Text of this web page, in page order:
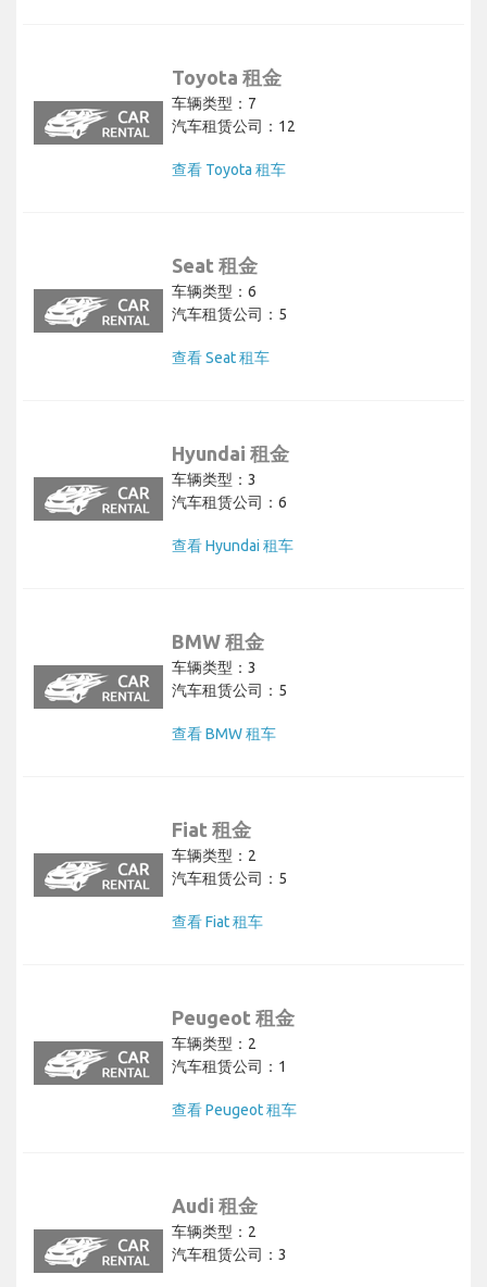
Toyota 租金
车辆类型：7
汽车租赁公司：12
查看 Toyota 租车
Seat 租金
车辆类型：6
汽车租赁公司：5
查看 Seat 租车
Hyundai 租金
车辆类型：3
汽车租赁公司：6
查看 Hyundai 租车
BMW 租金
车辆类型：3
汽车租赁公司：5
查看 BMW 租车
Fiat 租金
车辆类型：2
汽车租赁公司：5
查看 Fiat 租车
Peugeot 租金
车辆类型：2
汽车租赁公司：1
查看 Peugeot 租车
Audi 租金
车辆类型：2
汽车租赁公司：3